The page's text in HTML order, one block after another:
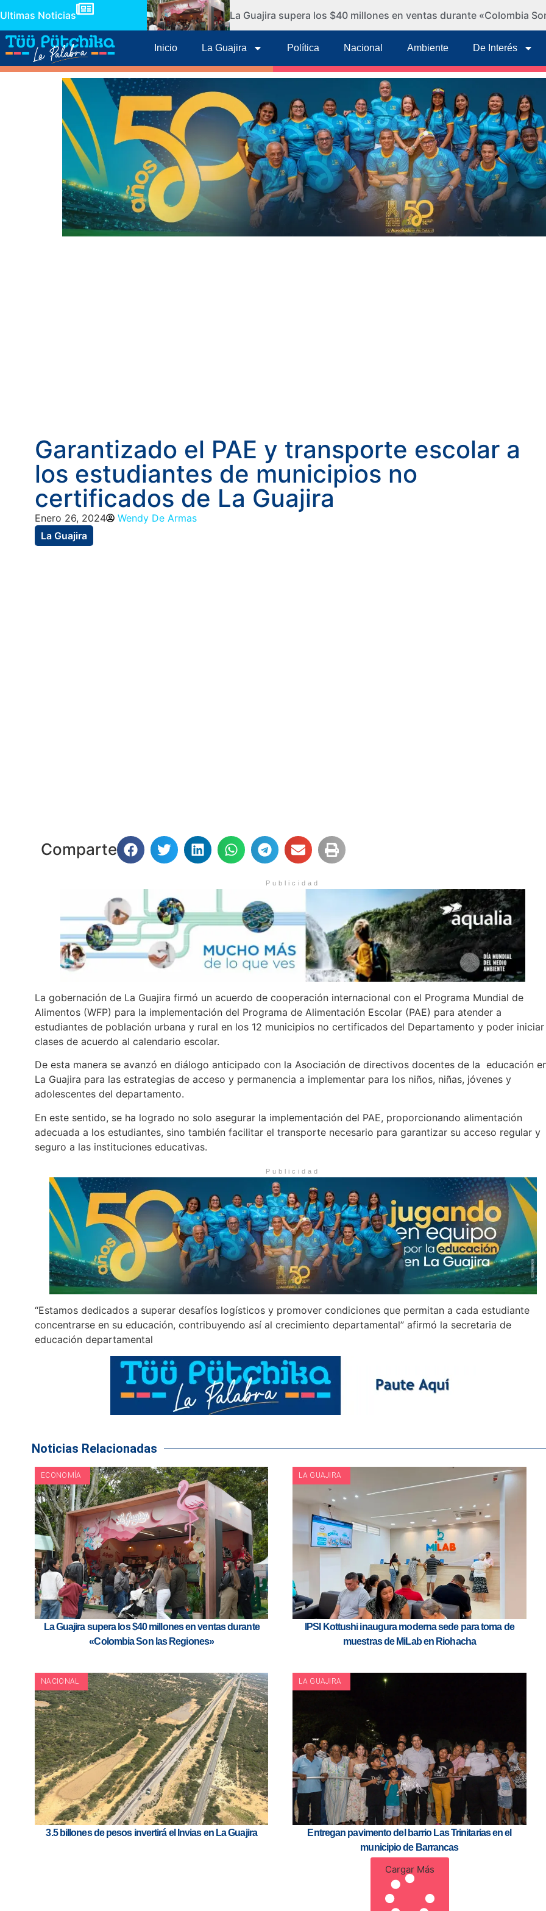
Ultimas Noticias La Guajira supera los $40 millones en ventas durante «Colombia
Inicio La Guajira Política Nacional Ambiente De Interés
Garantizado el PAE y transporte escolar a
los estudiantes de municipios no
certificados de La Guajira
Enero 26, 2024
Wendy De Armas
La Guajira
Comparte
Publicidad
La gobernación de La Guajira firmó un acuerdo de cooperación internacional con el Programa Mundial de
Alimentos (WFP) para la implementación del Programa de Alimentación Escolar (PAE) para atender a
estudiantes de población urbana y rural en los 12 municipios no certificados del Departamento y poder iniciar
clases de acuerdo al calendario escolar.
De esta manera se avanzó en diálogo anticipado con la Asociación de directivos docentes de la educación
La Guajira para las estrategias de acceso y permanencia a implementar para los niños, niñas, jóvenes y
adolescentes del departamento.
En este sentido, se ha logrado no solo asegurar la implementación del PAE, proporcionando alimentación
adecuada a los estudiantes, sino también facilitar el transporte necesario para garantizar su acceso regular y
seguro a las instituciones educativas.
Publicidad
“Estamos dedicados a superar desafíos logísticos y promover condiciones que permitan a cada estudiante
concentrarse en su educación, contribuyendo así al crecimiento departamental” afirmó la secretaria de
educación departamental
Noticias Relacionadas
ECONOMÍA
La Guajira supera los $40 millones en ventas durante
«Colombia Son las Regiones»
LA GUAJIRA
IPSI Kottushi inaugura moderna sede para toma de
muestras de MiLab en Riohacha
NACIONAL
3.5 billones de pesos invertirá el Invias en La Guajira
LA GUAJIRA
Entregan pavimento del barrio Las Trinitarias en el
municipio de Barrancas
Cargar Más